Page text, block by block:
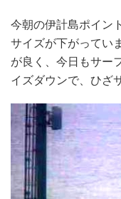
今朝の伊計島ポイン
サイズが下がってい
が良く、今日もサー
イズダウンで、ひざ